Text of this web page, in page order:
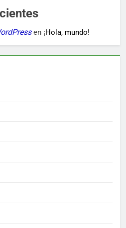
en ¡Hola, mundo!